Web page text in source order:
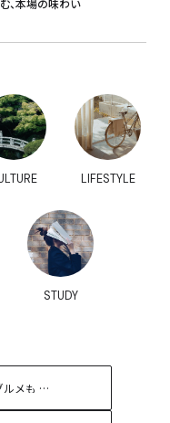
、本場の味わい
LIFESTYLE
STUDY
ルメも …